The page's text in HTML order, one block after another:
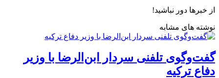
از خبرها دور نباشید!
نوشته های مشابه
گفت‌وگوی تلفنی سردار ابن‌الرضا با وزیر
دفاع ترکیه